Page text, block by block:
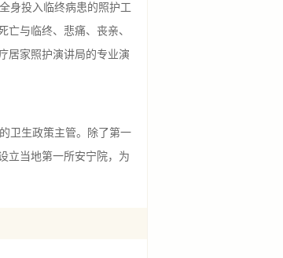
身投入临终病患的照护工
与临终、悲痛、丧亲、
居家照护演讲局的专业演
卫生政策主管。除了第一
立当地第一所安宁院，为